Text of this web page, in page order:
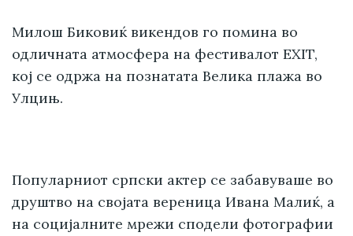
Милош Биковиќ викендов го помина во
одличната атмосфера на фестивалот EXIT,
кој се одржа на познатата Велика плажа во
Улцињ.
Популарниот српски актер се забавуваше во
друштво на својата вереница Ивана Малиќ, а
на социјалните мрежи сподели фотографии